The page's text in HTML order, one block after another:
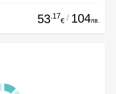
53.17
€ / 104лв.